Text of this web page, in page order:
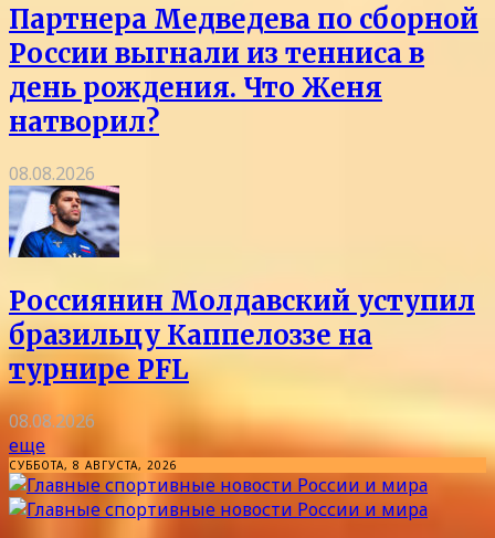
Партнера Медведева по сборной
России выгнали из тенниса в
день рождения. Что Женя
натворил?
08.08.2026
Россиянин Молдавский уступил
бразильцу Каппелоззе на
турнире PFL
08.08.2026
еще
СУББОТА, 8 АВГУСТА, 2026